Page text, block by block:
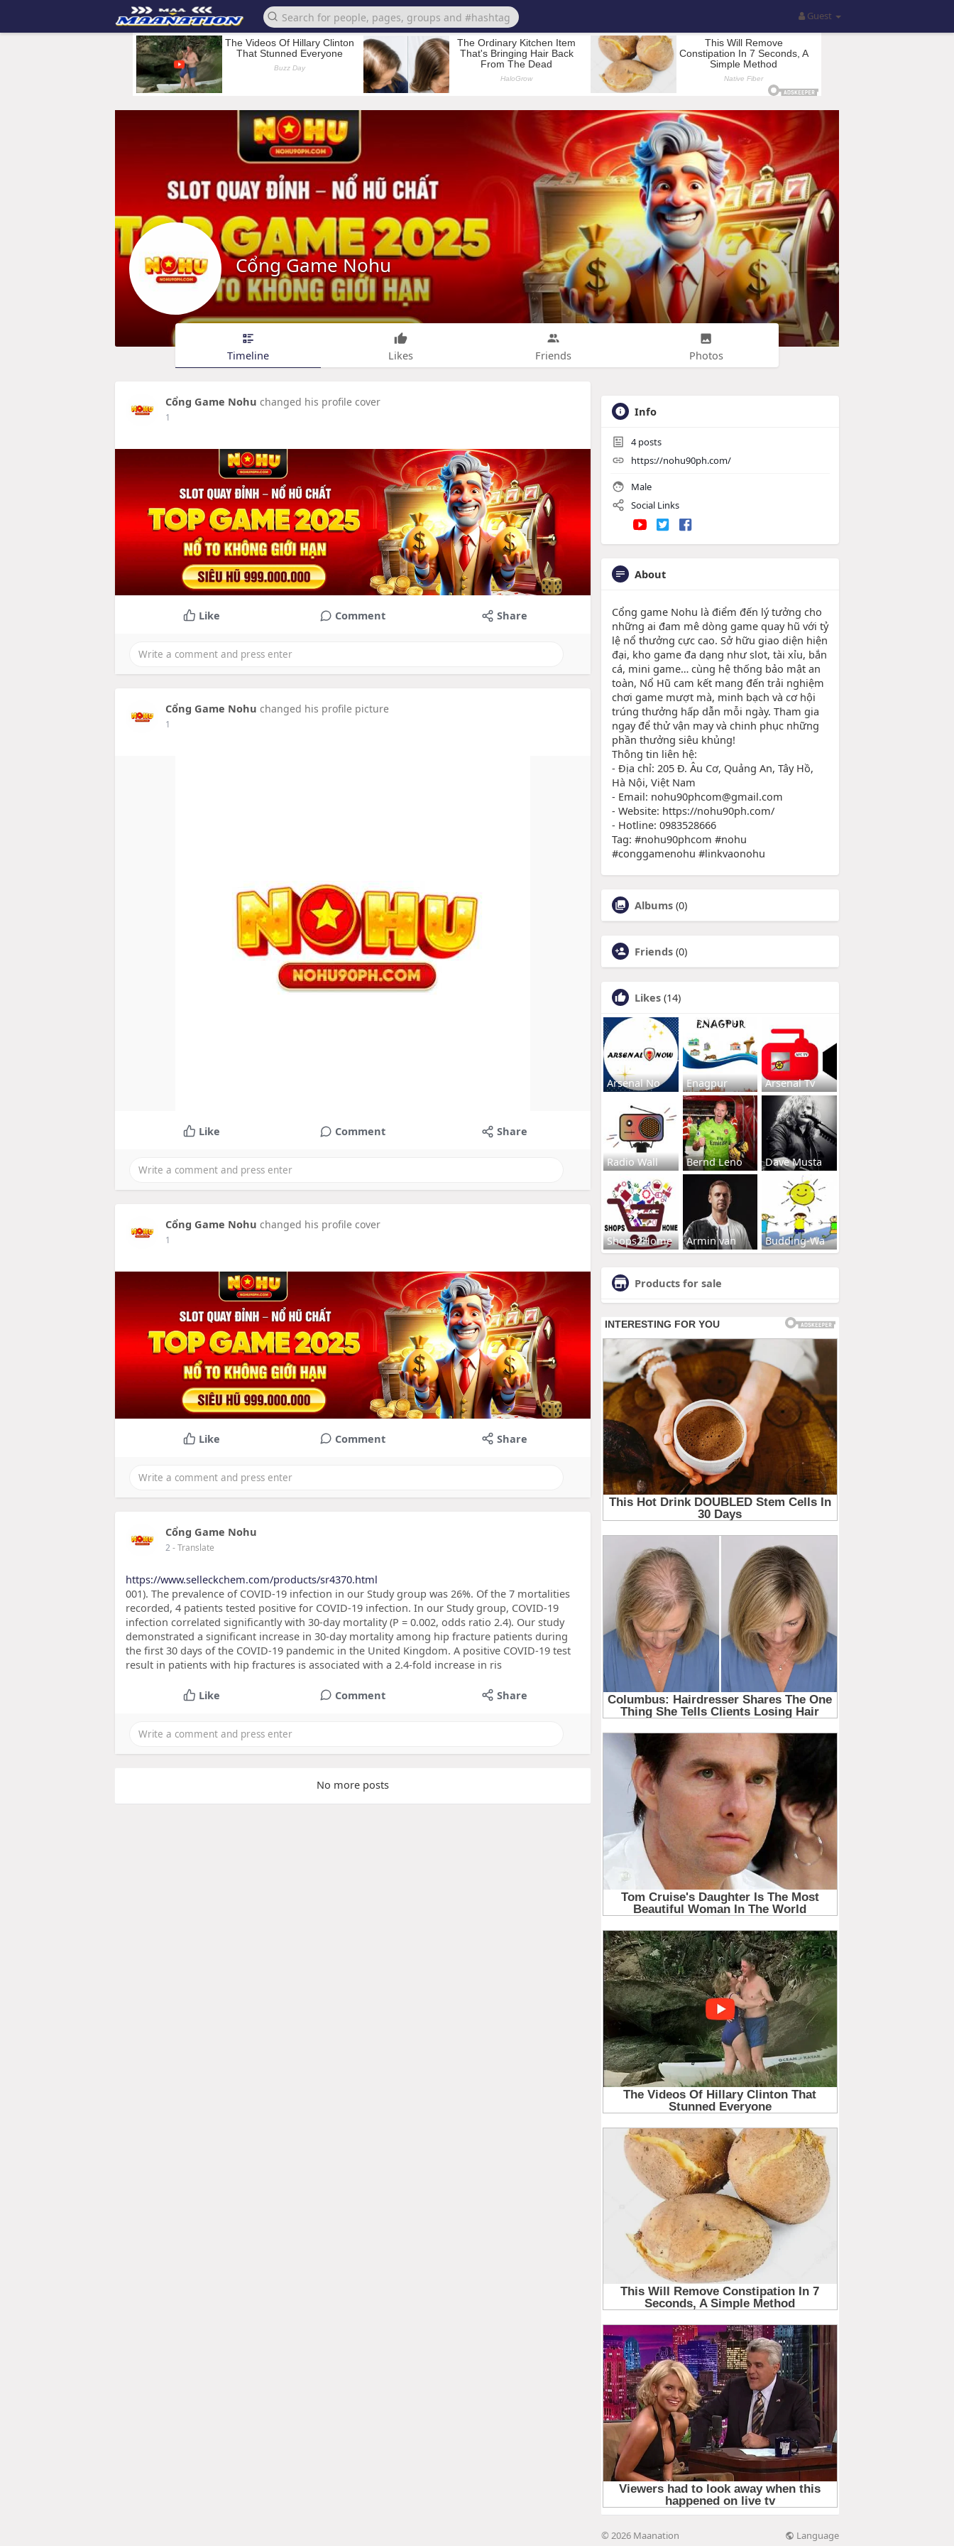
Guest
Cổng Game Nohu
Timeline Likes Friends Photos
Cổng Game Nohu changed his profile cover
1
Like Comment Share
Cổng Game Nohu changed his profile picture
1
Like Comment Share
Cổng Game Nohu changed his profile cover
1
Like Comment Share
Cổng Game Nohu
2- Translate
https://www.selleckchem.com/products/sr4370.html
001). The prevalence of COVID-19 infection in our Study group was 26%. Of the 7 mortalities
recorded, 4 patients tested positive for COVID-19 infection. In our Study group, COVID-19
infection correlated significantly with 30-day mortality (P = 0.002, odds ratio 2.4). Our study
demonstrated a significant increase in 30-day mortality among hip fracture patients during
the first 30 days of the COVID-19 pandemic in the United Kingdom. A positive COVID-19 test
result in patients with hip fractures is associated with a 2.4-fold increase in ris
Like Comment Share
No more posts
Info
4posts
https://nohu90ph.com/
Male
Social Links
About
Cổng game Nohu là điểm đến lý tưởng cho
những ai đam mê dòng game quay hũ với tỷ
lệ nổ thưởng cực cao. Sở hữu giao diện hiện
đại, kho game đa dạng như slot, tài xỉu, bắn
cá, mini game… cùng hệ thống bảo mật an
toàn, Nổ Hũ cam kết mang đến trải nghiệm
chơi game mượt mà, minh bạch và cơ hội
trúng thưởng hấp dẫn mỗi ngày. Tham gia
ngay để thử vận may và chinh phục những
phần thưởng siêu khủng!
Thông tin liên hệ:
- Địa chỉ: 205 Đ. Âu Cơ, Quảng An, Tây Hồ,
Hà Nội, Việt Nam
- Email: nohu90phcom@gmail.com
- Website: https://nohu90ph.com/
- Hotline: 0983528666
Tag: #nohu90phcom #nohu
#conggamenohu #linkvaonohu
Albums (0)
Friends (0)
Likes (14)
Arsenal No Enagpur Arsenal Tv
Radio Wall Bernd Leno Dave Musta
Shops2Home Armin van Budding-Wa
Products for sale
© 2026 Maanation Language